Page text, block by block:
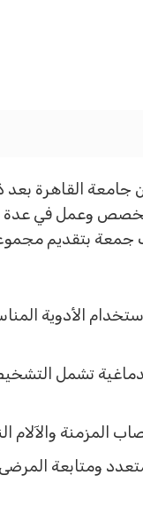
جامعة القاهرة
التخصص وعمل في
جمعة بتقديم
الأدوية
تشمل
المزمنة والآلام
ومتابعة